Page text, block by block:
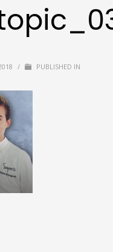
/ PUBLISHED IN